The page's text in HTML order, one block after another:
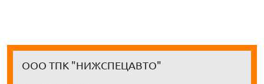
ООО ТПК "НИЖСПЕЦАВТО"